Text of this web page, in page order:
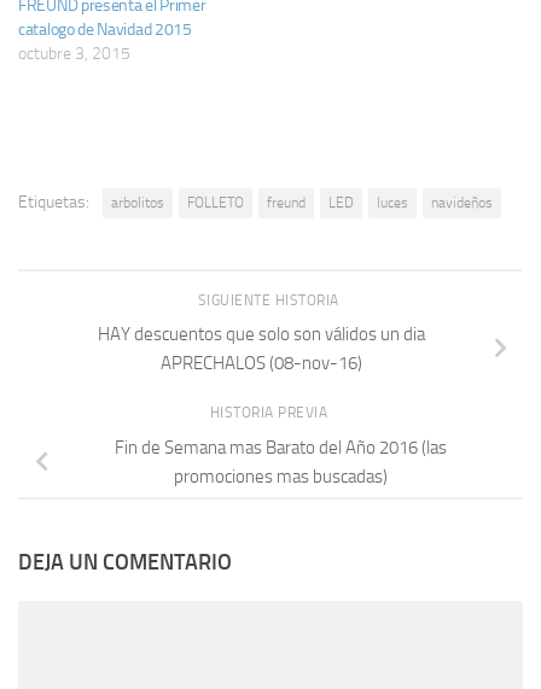
FREUND presenta el Primer
catalogo de Navidad 2015
octubre 3, 2015
Etiquetas: arbolitos FOLLETO freund LED luces navideños
SIGUIENTE HISTORIA
HAY descuentos que solo son válidos un dia
APRECHALOS (08-nov-16)
HISTORIA PREVIA
Fin de Semana mas Barato del Año 2016 (las
promociones mas buscadas)
DEJA UN COMENTARIO